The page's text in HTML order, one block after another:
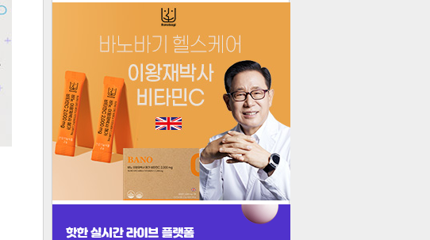
더보기
인기포토